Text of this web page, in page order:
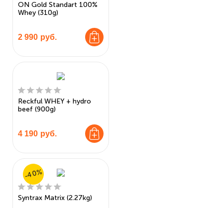
ON Gold Standart 100%
Whey (310g)
2 990 руб.
Reckful WHEY + hydro
beef (900g)
4 190 руб.
Syntrax Matrix (2.27kg)
-40%